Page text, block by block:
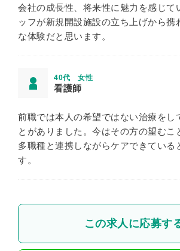
会社の成長性、将来性に魅力を感じて
ッフが新規開設施設の立ち上げから携
な体験だと思います。
40代 女性
看護師
前職では本人の希望ではない治療をし
とがありました。今はその方の望むこ
多職種と連携しながらケアできている
す。
この求人に応募す